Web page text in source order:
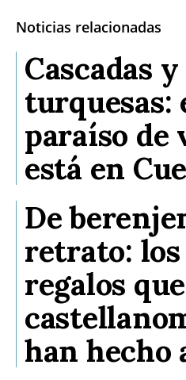
Noticias relacionadas
Cascadas
turquesas:
paraíso de
está en
De
retrato:
regalos
han hecho